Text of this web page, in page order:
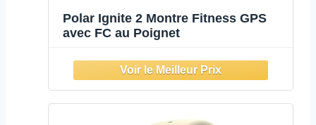
Polar Ignite 2 Montre Fitness GPS
avec FC au Poignet